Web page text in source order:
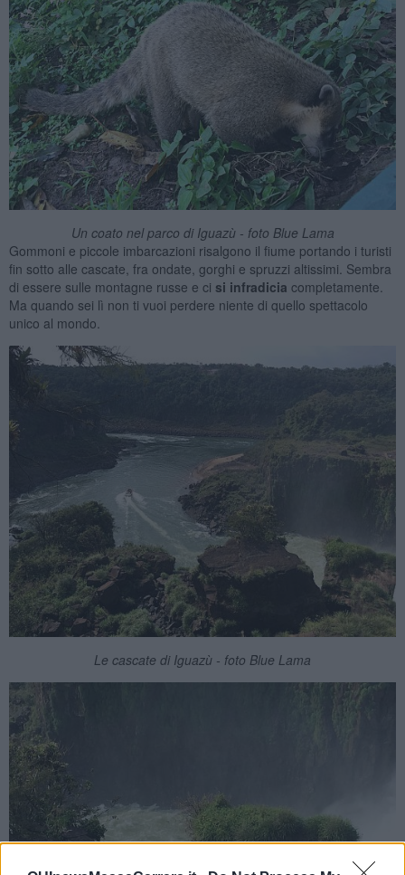
Un coato nel parco di Iguazù - foto Blue Lama
Gommoni e piccole imbarcazioni risalgono il fiume portando i turisti
fin sotto alle cascate, fra ondate, gorghi e spruzzi altissimi. Sembra
di essere sulle montagne russe e ci si infradicia completamente.
Ma quando sei lì non ti vuoi perdere niente di quello spettacolo
unico al mondo.
Le cascate di Iguazù - foto Blue Lama